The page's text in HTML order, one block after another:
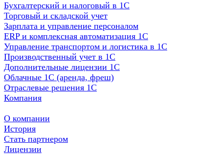
Бухгалтерский и налоговый в 1С
Торговый и складской учет
Зарплата и управление персоналом
ERP и комплексная автоматизация 1С
Управление транспортом и логистика в 1С
Производственный учет в 1С
Дополнительные лицензии 1С
Облачные 1С (аренда, фреш)
Отраслевые решения 1С
Компания
О компании
История
Стать партнером
Лицензии